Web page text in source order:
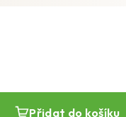
Přidat do košíku